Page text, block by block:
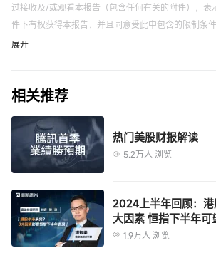
过接收及/或观看本报告（包含任何有关的附件），表
件下有权获得本报告，并且同意受此中包含的限制条
这些限制的情况可能构成违反有关法律。
用途。富途证券对因使用本报告中包含的材料而导致
本报告内的资料来自富途证券在报告发行时相信为正
告并非旨在包含投资者所需要的所有信息，并可能受
因素所影响。富途证券不明示或暗示地保证或表示任
“富途集团”）均不会就由于任何第三方在依赖本报告的
致的任何类型的损失（包括但不限于任何直接的，间
失）而负上任何责任。
本报告之观点、推荐、建议和意见均不一定反映富途
场，亦可在没有提供通知的情况下随时更改，富途证
资料或意见之更新。
本报告只为一般性提供数据之性质，旨在供富途证券
展开
相关推荐
热门美股财报解读
5.2万人 浏览
2024上半年回顾：
大因素 恒指下半年可
1.9万人 浏览